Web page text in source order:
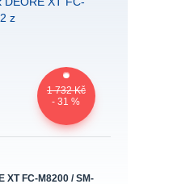
1 732 Kč
- 31 %
XT FC-M8200 / SM-